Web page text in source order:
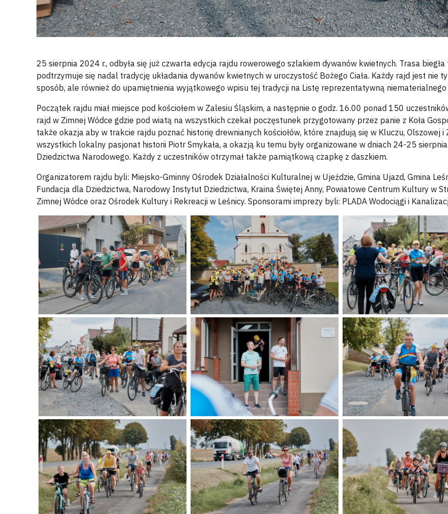
25 sierpnia 2024 r., odbyła się już czwarta edycja rajdu rowerowego szlakiem dywanów kwietnych. Trasa
podtrzymuje się nadal tradycję układania dywanów kwietnych w uroczystość Bożego Ciała. Każdy rajd jest nie
sposób, ale również do upamiętnienia wyjątkowego wpisu tej tradycji na Listę reprezentatywną
Początek rajdu miał miejsce pod kościołem w Zalesiu Śląskim, a następnie o godz. 16.00 ponad 150
rajd w Zimnej Wódce gdzie pod wiatą na wszystkich czekał poczęstunek przygotowany przez panie z Koła
także okazja aby w trakcie rajdu poznać historię drewnianych kościołów, które znajdują się w Kluczu, Olszowej i
wszystkich lokalny pasjonat historii Piotr Smykała, a okazją ku temu były organizowane w dniach 24-25
Dziedzictwa Narodowego. Każdy z uczestników otrzymał także pamiątkową czapkę z daszkiem.
Organizatorem rajdu byli: Miejsko-Gminny Ośrodek Działalności Kulturalnej w Ujeździe, Gmina Ujazd, Gmina
Fundacja dla Dziedzictwa, Narodowy Instytut Dziedzictwa, Kraina Świętej Anny, Powiatowe Centrum Kultury w
Zimnej Wódce oraz Ośrodek Kultury i Rekreacji w Leśnicy. Sponsorami imprezy byli: PLADA Wodociągi i